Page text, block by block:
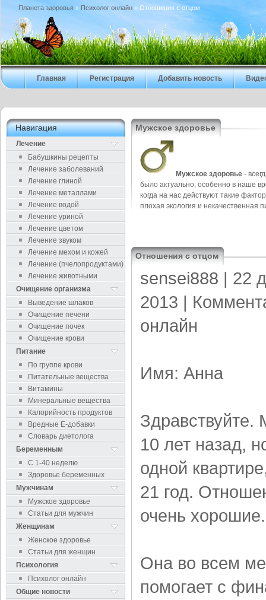
Планета здоровья » Психолог онлайн » Отношения с отцом
Главная Регистрация Добавить новость
Навигация
Лечение
Бабушкины рецепты
Лечение заболеваний
Лечение глиной
Лечение металлами
Лечение водой
Лечение уриной
Лечение цветом
Лечение звуком
Лечение мехом и кожей
Лечение (пчелопродуктами)
Лечение животными
Очищение организма
Выведение шлаков
Очищение печени
Очищение почек
Очищение крови
Питание
По группе крови
Питательные вещества
Витамины
Минеральные вещества
Калорийность продуктов
Вредные Е-добавки
Словарь диетолога
Беременным
С 1-40 неделю
Здоровье беременных
Мужчинам
Мужское здоровье
Статьи для мужчин
Женщинам
Женское здоровье
Статьи для женщин
Психология
Психолог онлайн
Общие новости
Мужское здоровье
Мужское здоровье -
было актуально, особенно в наше
когда на нас действуют такие
плохая экология и некачественная
Отношения с отцом
sensei888 | 22
2013 |
онлайн
Имя: Анна
Здравствуйте.
10 лет назад,
одной
21 год.
очень хорошие.
Она во всем
помогает с